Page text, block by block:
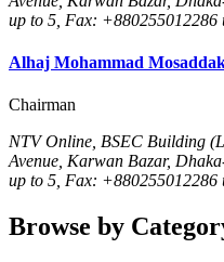
up to 5, Fax: +880255012286
Alhaj Mohammad
Chairman
NTV Online, BSEC Building
Avenue, Karwan Bazar,
up to 5, Fax: +880255012286
Browse by